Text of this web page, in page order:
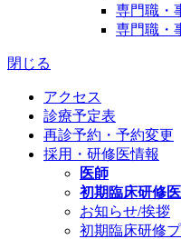
専門職・
専門職・
閉じる
アクセス
診療予定表
再診予約・予約変更
採用・研修医情報
医師
初期臨床研修医
お知らせ/挨拶
初期臨床研修